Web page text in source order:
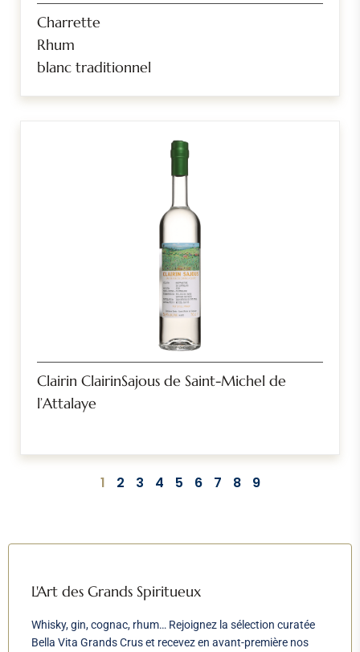
Charrette
Rhum
blanc traditionnel
Clairin ClairinSajous de Saint-Michel de
l’Attalaye
1 2 3 4 5 6 7 8 9
L'Art des Grands Spiritueux
Whisky, gin, cognac, rhum… Rejoignez la sélection curatée
Bella Vita Grands Crus et recevez en avant-première nos